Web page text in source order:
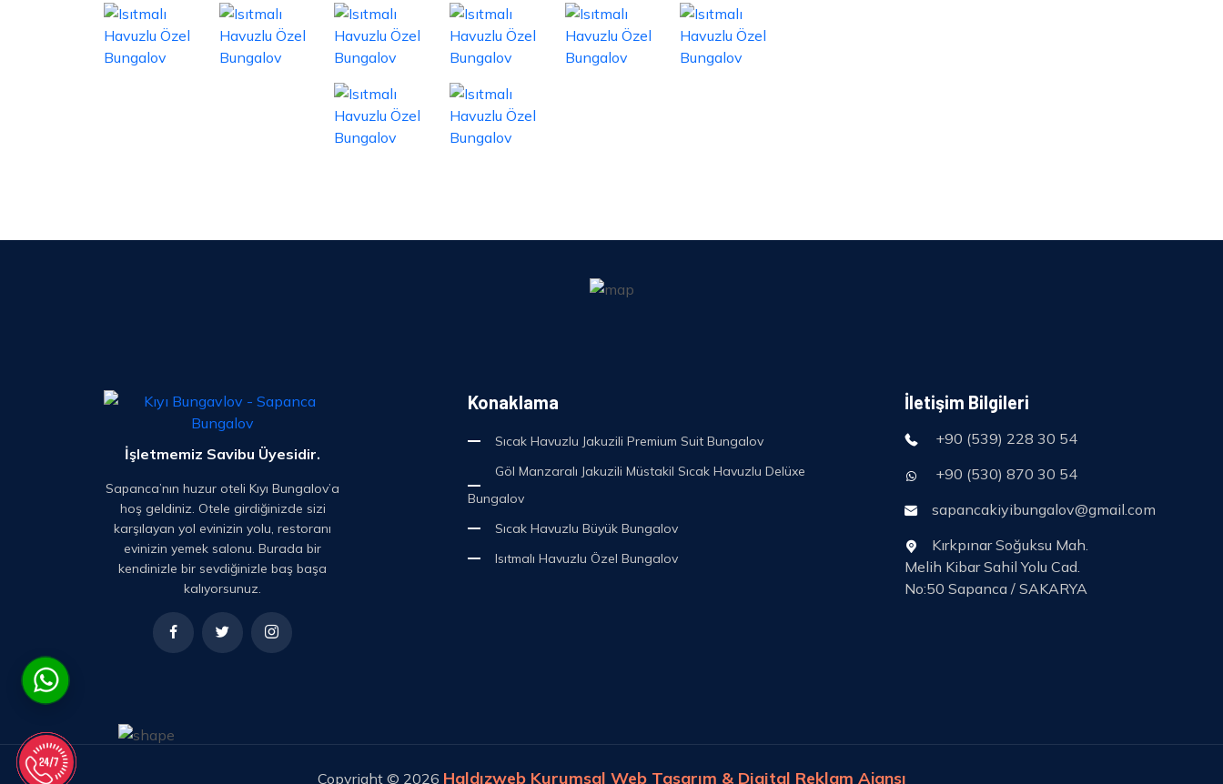
İşletmemiz Savibu Üyesidir.
Sapanca’nın huzur oteli Kıyı Bungalov’a
hoş geldiniz. Otele girdiğinizde sizi
karşılayan yol evinizin yolu, restoranı
evinizin yemek salonu. Burada bir
kendinizle bir sevdiğinizle baş başa
kalıyorsunuz.
Konaklama
Sıcak Havuzlu Jakuzili Premium Suit Bungalov
Göl Manzaralı Jakuzili Müstakil Sıcak Havuzlu Delüxe
Bungalov
Sıcak Havuzlu Büyük Bungalov
Isıtmalı Havuzlu Özel Bungalov
İletişim Bilgileri
+90 (539) 228 30 54
+90 (530) 870 30 54
sapancakiyibungalov@gmail.com
Kırkpınar Soğuksu Mah.
Melih Kibar Sahil Yolu Cad.
No:50 Sapanca / SAKARYA
Copyright © 2026 Haldızweb Kurumsal Web Tasarım & Digital Reklam Ajansı